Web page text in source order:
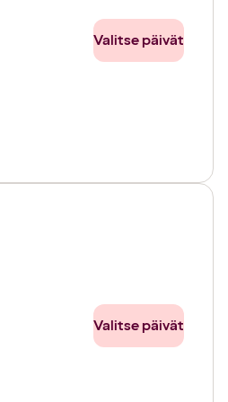
Valitse päivät
Valitse päivät